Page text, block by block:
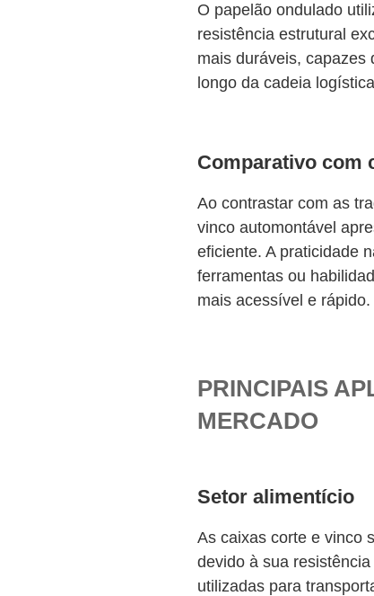
O papelão ondulado
resistência estrutural
mais duráveis, capazes
longo da cadeia
Comparativo com
Ao contrastar com as
vinco automontável
eficiente. A praticidade
ferramentas ou
mais acessível e rápido.
PRINCIPAIS
MERCADO
Setor alimentício
As caixas corte e vinco
devido à sua
utilizadas para